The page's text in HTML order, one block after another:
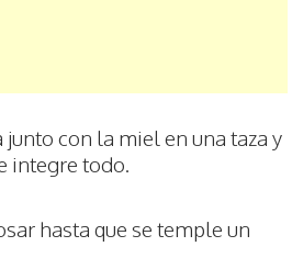
con la miel en una taza y
integre todo.
hasta que se temple un